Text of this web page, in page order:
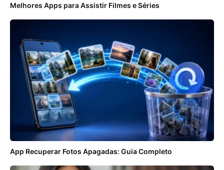
Melhores Apps para Assistir Filmes e Séries
App Recuperar Fotos Apagadas: Guia Completo